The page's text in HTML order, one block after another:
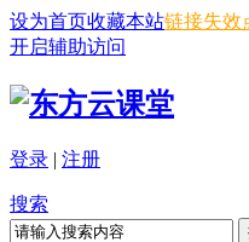
设为首页收藏本站链接失效
开启辅助访问
登录 | 注册
搜索